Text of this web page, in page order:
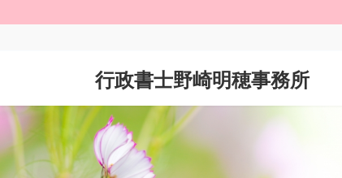
ン
へ
キ
ッ
ビ
ョ
に
移
行政書士野崎明穂事務所